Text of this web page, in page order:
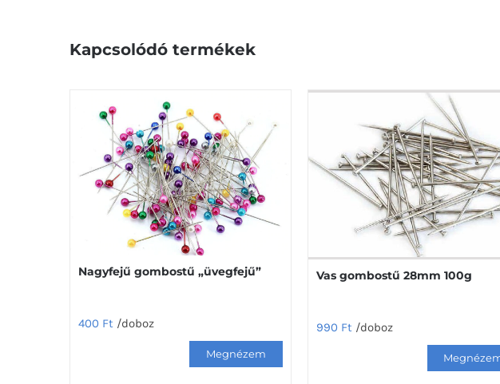
Kapcsolódó termékek
Nagyfejű gombostű „üvegfejű”
400 Ft /doboz
Vas gombostű 28mm 100g
990 Ft /doboz